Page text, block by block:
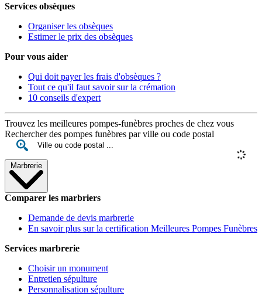
Services obsèques
Organiser les obsèques
Estimer le prix des obsèques
Pour vous aider
Qui doit payer les frais d'obsèques ?
Tout ce qu'il faut savoir sur la crémation
10 conseils d'expert
Trouvez les meilleures pompes-funèbres proches de chez vous
Rechercher des pompes funèbres par ville ou code postal
Marbrerie
Comparer les marbriers
Demande de devis marbrerie
En savoir plus sur la certification Meilleures Pompes Funèbres
Services marbrerie
Choisir un monument
Entretien sépulture
Personnalisation sépulture